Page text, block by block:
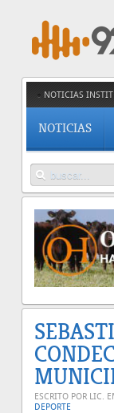
NOTICIAS
NOTICIAS
ESCRITO POR LIC.
DEPORTE